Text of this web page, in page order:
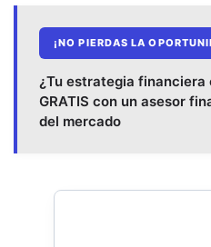
¡NO PIERDAS LA
¿Tu estrategia financiera
GRATIS con un asesor
del mercado